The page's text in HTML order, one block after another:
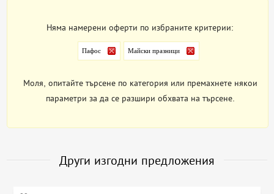
Няма намерени оферти по избраните критерии:
Пафос Майски празници
Моля, опитайте търсене по категория или премахнете някои
параметри за да се разшири обхвата на търсене.
Други изгодни предложения